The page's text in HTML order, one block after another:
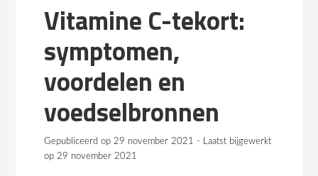
Vitamine C-tekort:
symptomen,
voordelen en
voedselbronnen
Gepubliceerd op 29 november 2021 - Laatst bijgewerkt
op 29 november 2021